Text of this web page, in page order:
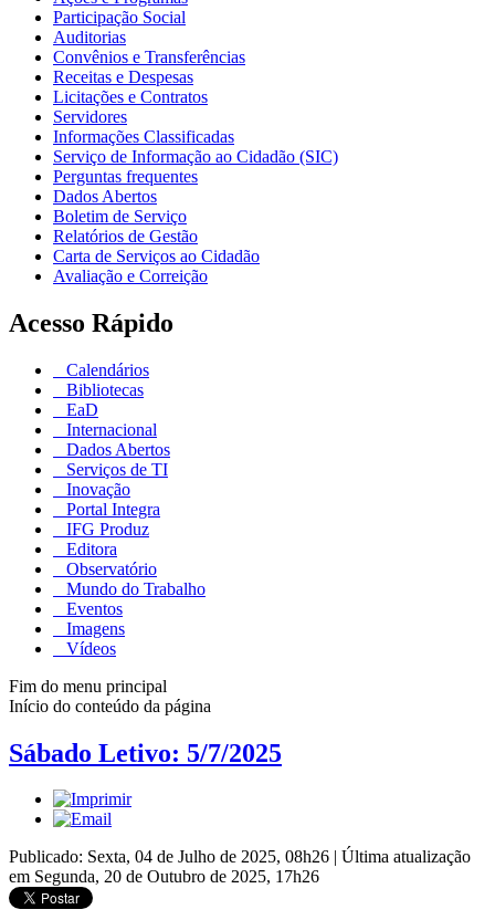
Participação Social
Auditorias
Convênios e Transferências
Receitas e Despesas
Licitações e Contratos
Servidores
Informações Classificadas
Serviço de Informação ao Cidadão (SIC)
Perguntas frequentes
Dados Abertos
Boletim de Serviço
Relatórios de Gestão
Carta de Serviços ao Cidadão
Avaliação e Correição
Acesso Rápido
Calendários
Bibliotecas
EaD
Internacional
Dados Abertos
Serviços de TI
Inovação
Portal Integra
IFG Produz
Editora
Observatório
Mundo do Trabalho
Eventos
Imagens
Vídeos
Fim do menu principal
Início do conteúdo da página
Sábado Letivo: 5/7/2025
Publicado: Sexta, 04 de Julho de 2025, 08h26 | Última atualização
em Segunda, 20 de Outubro de 2025, 17h26